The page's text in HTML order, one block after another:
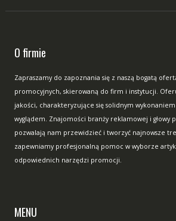
O firmie
Zapraszamy do zapoznania się z naszą bogatą
promocyjnych, skierowaną do firm i instytucji.
jakości, charakteryzujące się solidnym
wyglądem. Znajomości branży reklamowej i głowy
pozwalają nam przewidzieć i tworzyć najnowsze
zapewniamy profesjonalną pomoc w wyborze
odpowiednich narzędzi promocji.
MENU